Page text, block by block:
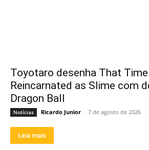
Toyotaro desenha That
Reincarnated as Slime com
Dragon Ball
Notícias Ricardo Junior - 7 de agosto de 2026
Leia mais